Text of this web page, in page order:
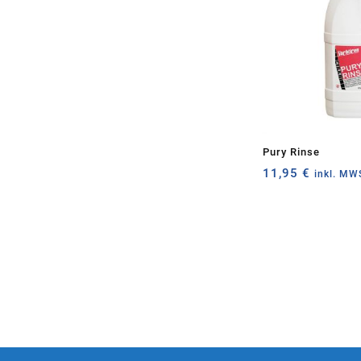
Pury Rinse
11,95 € inkl.